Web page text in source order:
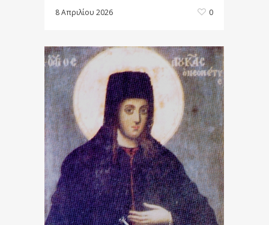
8 Απριλίου 2026 0